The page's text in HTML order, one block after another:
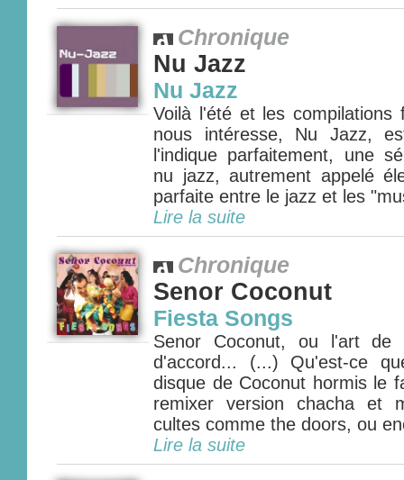
Chronique
Nu Jazz
Nu Jazz
Voilà l'été et les compilations
nous intéresse, Nu Jazz,
l'indique parfaitement, une
nu jazz, autrement appelé
parfaite entre le jazz et les
Lire la suite
Chronique
Senor Coconut
Fiesta Songs
Senor Coconut, ou l'art de
d'accord... (...) Qu'est-ce
disque de Coconut hormis le
remixer version chacha et
cultes comme the doors, ou
Lire la suite